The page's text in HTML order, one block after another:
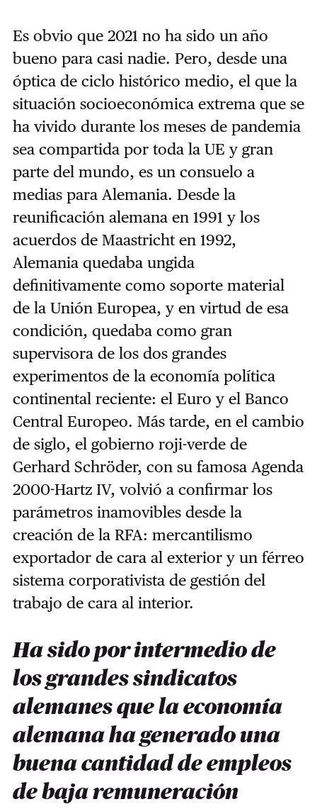
Es obvio que 2021 no ha sido un año
bueno para casi nadie. Pero, desde una
óptica de ciclo histórico medio, el que la
situación socioeconómica extrema que se
ha vivido durante los meses de pandemia
sea compartida por toda la UE y gran
parte del mundo, es un consuelo a
medias para Alemania. Desde la
reunificación alemana en 1991 y los
acuerdos de Maastricht en 1992,
Alemania quedaba ungida
definitivamente como soporte material
de la Unión Europea, y en virtud de esa
condición, quedaba como gran
supervisora de los dos grandes
experimentos de la economía política
continental reciente: el Euro y el Banco
Central Europeo. Más tarde, en el cambio
de siglo, el gobierno roji-verde de
Gerhard Schröder, con su famosa Agenda
2000-Hartz IV, volvió a confirmar los
parámetros inamovibles desde la
creación de la RFA: mercantilismo
exportador de cara al exterior y un férreo
sistema corporativista de gestión del
trabajo de cara al interior.
Ha sido por intermedio de
los grandes sindicatos
alemanes que la economía
alemana ha generado una
buena cantidad de empleos
de baja remuneración